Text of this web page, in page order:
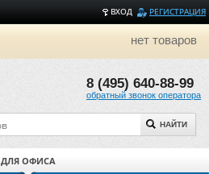
ВХОД РЕГИСТРАЦИЯ
нет товаров
8 (495) 640-88-99
обратный звонок оператора
НАЙТИ
ДЛЯ ОФИСА